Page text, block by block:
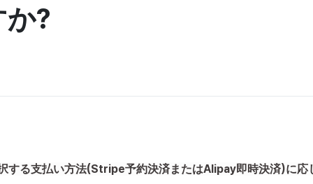
?
する支払い方法(Stripe予約決済またはAlipay即時決済)に応